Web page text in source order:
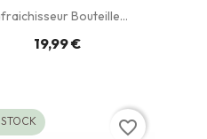
Bouteille...
19,99 €
favorite_border